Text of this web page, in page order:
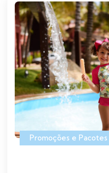
Promoções e Pacotes